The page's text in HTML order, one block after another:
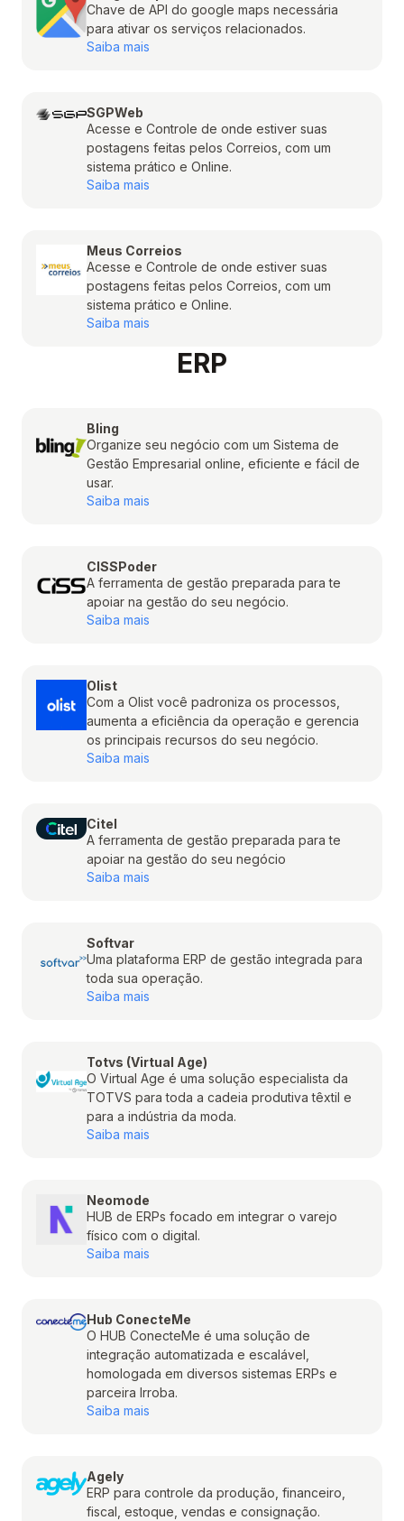
Chave de API do google maps necessária
para ativar os serviços relacionados.
Saiba mais
SGPWeb
Acesse e Controle de onde estiver suas
postagens feitas pelos Correios, com um
sistema prático e Online.
Saiba mais
Meus Correios
Acesse e Controle de onde estiver suas
postagens feitas pelos Correios, com um
sistema prático e Online.
Saiba mais
ERP
Bling
Organize seu negócio com um Sistema de
Gestão Empresarial online, eficiente e fácil de
usar.
Saiba mais
CISSPoder
A ferramenta de gestão preparada para te
apoiar na gestão do seu negócio.
Saiba mais
Olist
Com a Olist você padroniza os processos,
aumenta a eficiência da operação e gerencia
os principais recursos do seu negócio.
Saiba mais
Citel
A ferramenta de gestão preparada para te
apoiar na gestão do seu negócio
Saiba mais
Softvar
Uma plataforma ERP de gestão integrada para
toda sua operação.
Saiba mais
Totvs (Virtual Age)
O Virtual Age é uma solução especialista da
TOTVS para toda a cadeia produtiva têxtil e
para a indústria da moda.
Saiba mais
Neomode
HUB de ERPs focado em integrar o varejo
físico com o digital.
Saiba mais
Hub ConecteMe
O HUB ConecteMe é uma solução de
integração automatizada e escalável,
homologada em diversos sistemas ERPs e
parceira Irroba.
Saiba mais
Agely
ERP para controle da produção, financeiro,
fiscal, estoque, vendas e consignação.